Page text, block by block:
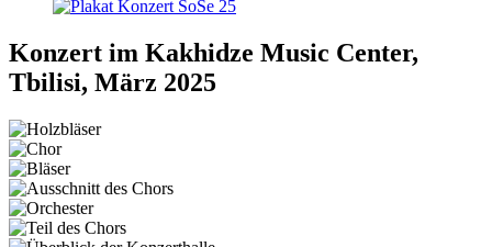
Konzert im Kakhidze Music Center,
Tbilisi, März 2025